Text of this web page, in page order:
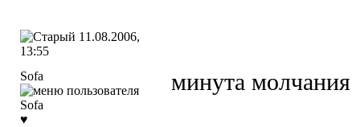
11.08.2006,
13:55
Sofa
♥
минута молчания